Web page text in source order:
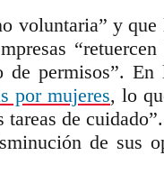
voluntaria” y
de permisos”.
por mujeres, lo
de
de sus